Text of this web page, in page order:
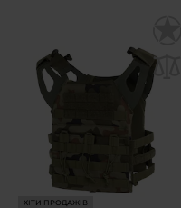
ХІТИ ПРОДАЖІВ